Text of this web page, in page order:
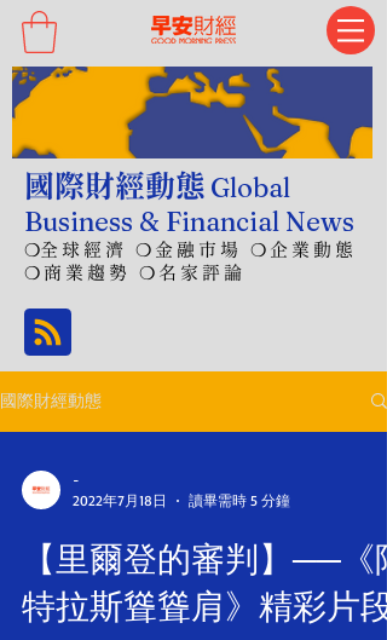
國際財經動態 Global
Business & Financial News
❍全球經濟 ❍金融市場 ❍企業動態
❍商業趨勢 ❍名家評論
國際財經動態
-
2022年7月18日
讀畢需時 5 分鐘
【里爾登的審判】──《阿
特拉斯聳聳肩》精彩片段